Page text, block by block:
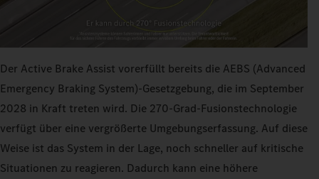
Der Active Brake Assist vorerfüllt bereits die AEBS (Advanced
Emergency Braking System)-Gesetzgebung, die im September
2028 in Kraft treten wird. Die 270‑Grad-Fusionstechnologie
verfügt über eine vergrößerte Umgebungserfassung. Auf diese
Weise ist das System in der Lage, noch schneller auf kritische
Situationen zu reagieren. Dadurch kann eine höhere